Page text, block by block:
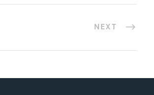
NEXT